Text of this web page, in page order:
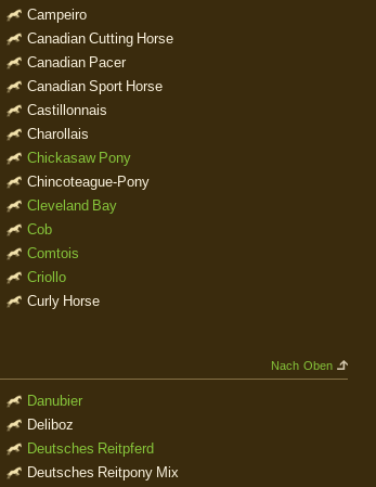
Campeiro
Canadian Cutting Horse
Canadian Pacer
Canadian Sport Horse
Castillonnais
Charollais
Chickasaw Pony
Chincoteague-Pony
Cleveland Bay
Cob
Comtois
Criollo
Curly Horse
Nach Oben
Danubier
Deliboz
Deutsches Reitpferd
Deutsches Reitpony Mix